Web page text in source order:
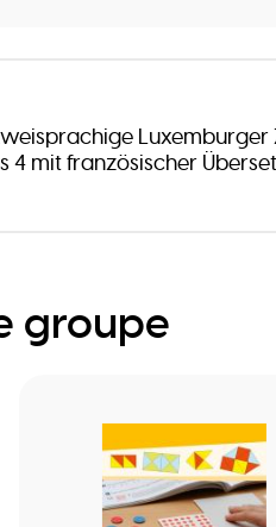
4 mit französischer
groupe